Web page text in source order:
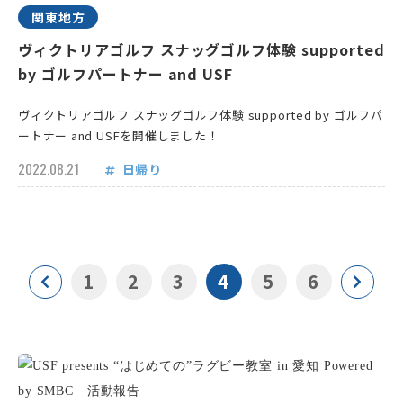
関東地方
ヴィクトリアゴルフ スナッグゴルフ体験 supported
by ゴルフパートナー and USF
ヴィクトリアゴルフ スナッグゴルフ体験 supported by ゴルフパ
ートナー and USFを開催しました！
2022.08.21 日帰り
1 2 3 4 5 6